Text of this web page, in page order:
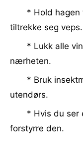
* Hold hagen
tiltrekke seg veps.
* Lukk alle
nærheten.
* Bruk
utendørs.
* Hvis du ser
forstyrre den.